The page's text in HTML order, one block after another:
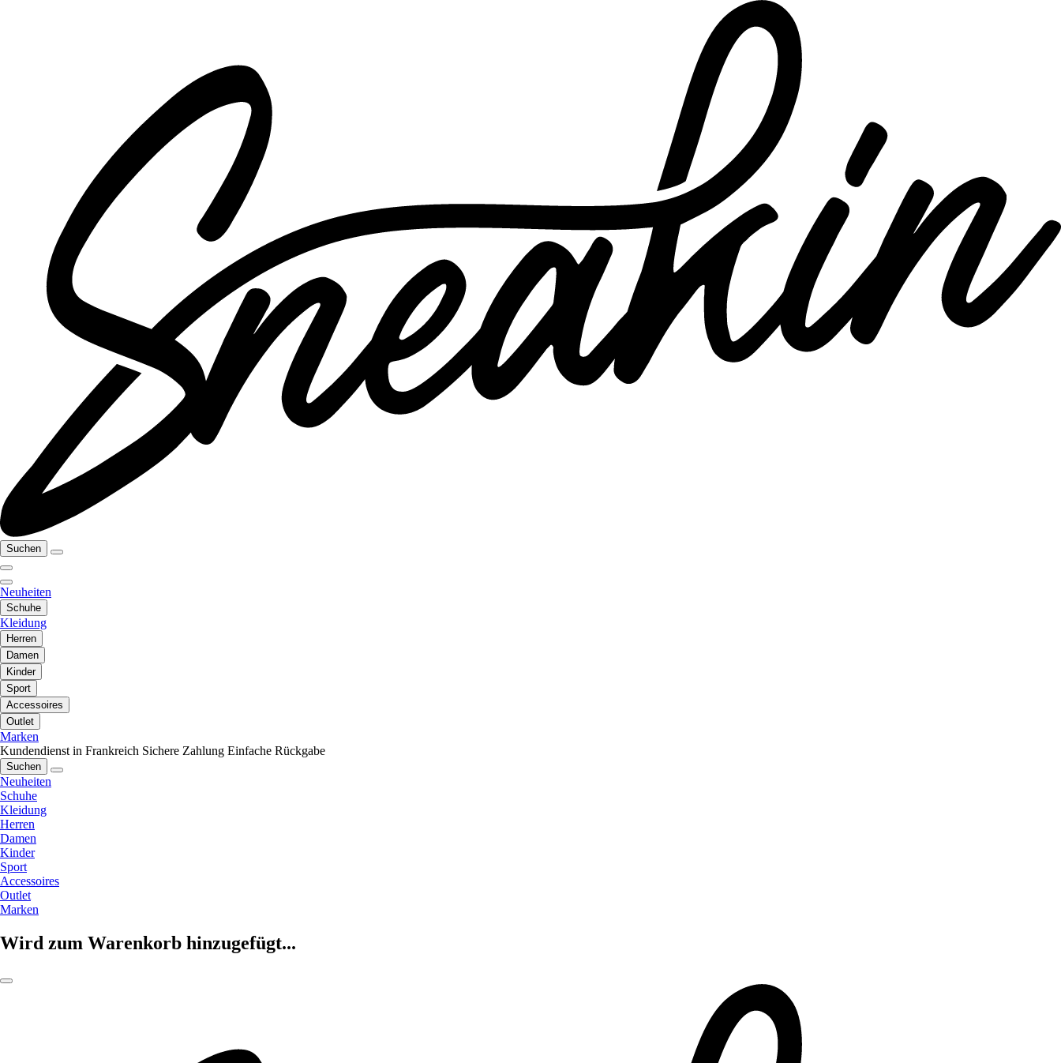
Suchen
Neuheiten
Schuhe
Kleidung
Herren
Damen
Kinder
Sport
Accessoires
Outlet
Marken
Kundendienst in Frankreich Sichere Zahlung Einfache Rückgabe
Suchen
Neuheiten
Schuhe
Kleidung
Herren
Damen
Kinder
Sport
Accessoires
Outlet
Marken
Wird zum Warenkorb hinzugefügt...